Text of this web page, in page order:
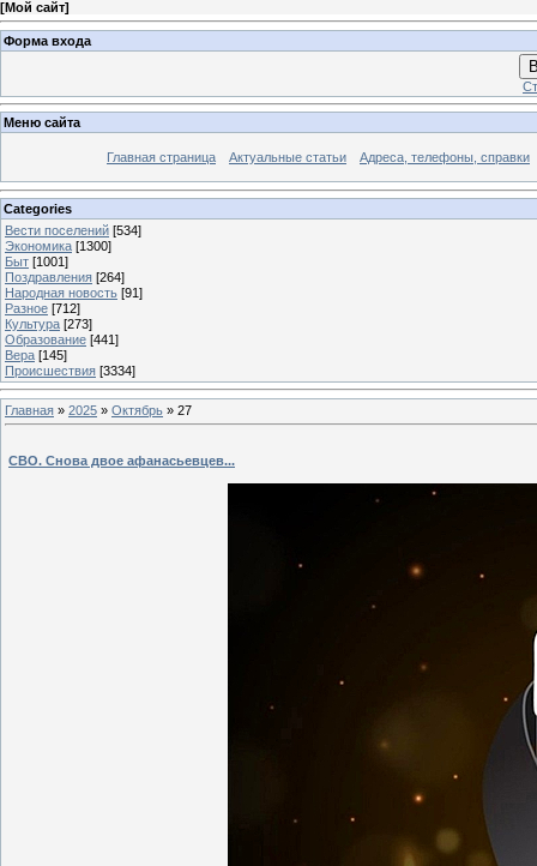
[Мой сайт]
Форма входа
Меню сайта
Главная страница Актуальные статьи Адреса, телефоны, справки
Categories
Вести поселений [534]
Экономика [1300]
Быт [1001]
Поздравления [264]
Народная новость [91]
Разное [712]
Культура [273]
Образование [441]
Вера [145]
Происшествия [3334]
Главная » 2025 » Октябрь » 27
СВО. Снова двое афанасьевцев...